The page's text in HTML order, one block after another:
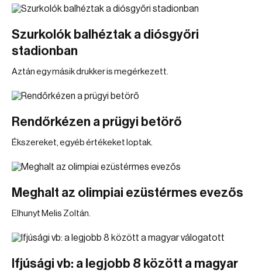
Szurkolók balhéztak a diósgyőri
stadionban
Aztán egy másik drukker is megérkezett.
Rendőrkézen a prügyi betörő
Ékszereket, egyéb értékeket loptak.
Meghalt az olimpiai ezüstérmes evezős
Elhunyt Melis Zoltán.
Ifjúsági vb: a legjobb 8 között a magyar